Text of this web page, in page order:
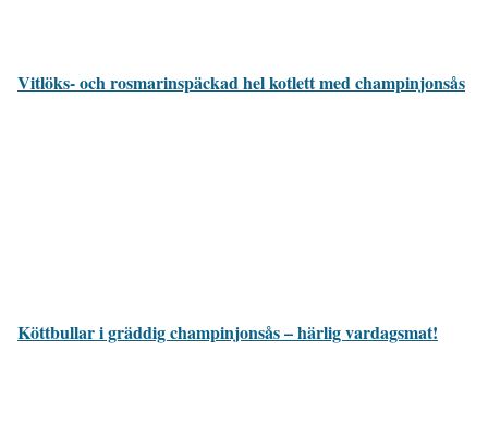
Vitlöks- och rosmarinspäckad hel kotlett med champinjonsås
Köttbullar i gräddig champinjonsås – härlig vardagsmat!